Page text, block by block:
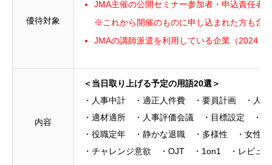
優待対象
JMA主催の公開セミナー参加者・申込責任者
※これから開催のものに申し込まれた方も含
JMAの講師派遣を利用している企業（2024～
内容
＜当日取り上げる予定の用語20選＞
・人事中計 ・適正人件費 ・要員計画 ・人
・適材適所 ・人事評価会議 ・目標設定 ・
・役職定年 ・静かな退職 ・多様性 ・女
・チャレンジ意欲 ・OJT ・1on1 ・レビュ